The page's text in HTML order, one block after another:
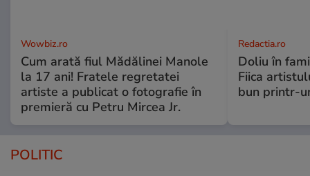
Wowbiz.ro
Cum arată fiul Mădălinei Manole
la 17 ani! Fratele regretatei
artiste a publicat o fotografie în
premieră cu Petru Mircea Jr.
Redactia.ro
Doliu în
Fiica
bun printr-
POLITIC